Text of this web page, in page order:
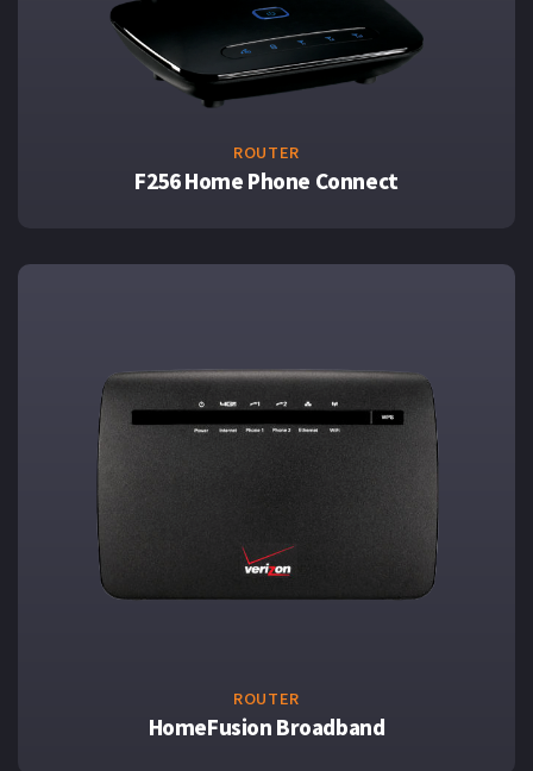
ROUTER
F256 Home Phone Connect
ROUTER
HomeFusion Broadband